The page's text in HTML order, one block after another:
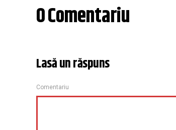
0 Comentariu
Lasă un răspuns
Comentariu